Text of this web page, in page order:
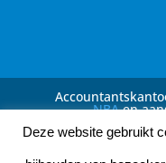
NBAen
Deze website gebruikt